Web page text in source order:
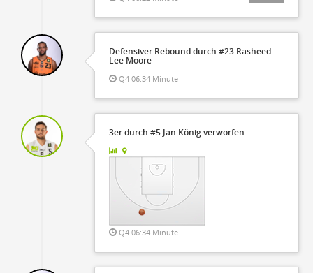
Defensiver Rebound durch #23 Rasheed
Lee Moore
Q4 06:34 Minute
3er durch #5 Jan König verworfen
Q4 06:34 Minute